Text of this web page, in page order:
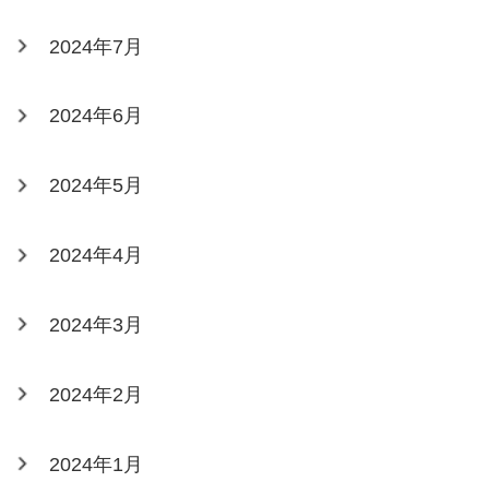
2024年7月
2024年6月
2024年5月
2024年4月
2024年3月
2024年2月
2024年1月